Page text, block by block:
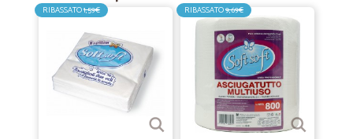
Prima volta e NON sarà l’ultima
Facilità nell’ordinare e consegna tempestiva nei tempi indicati
04/08/2020
Laura M.
RIBASSATO1,59€ RIBASSATO9,69€